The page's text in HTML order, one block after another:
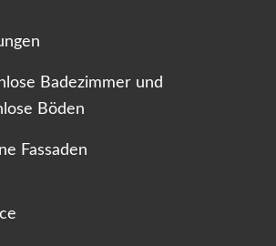
Badezimmer und
Böden
Fassaden